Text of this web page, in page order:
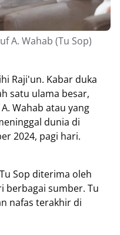
A. Wahab (Tu Sop)
Raji'un. Kabar duka
satu ulama besar,
Wahab atau yang
dunia di
2024, pagi hari.
Sop diterima oleh
berbagai sumber. Tu
nafas terakhir di